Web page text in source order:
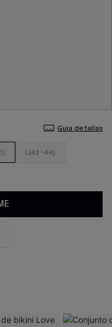
Guía de tallas
L(42-44)